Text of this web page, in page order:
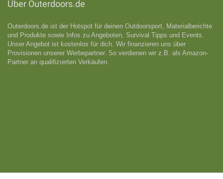
Über Outerdoors.de
Outerdoors.de ist der Hotspot für deinen Outdoorsport, Materialberichte
und Produkte sowie Infos zu Angeboten, Survival Tipps und Events.
Unser Angebot ist kostenlos für dich. Wir finanzieren uns über
Provisionen unserer Werbepartner. So verdienen wir z.B. als Amazon-
Partner an qualifizıerten Verkäufen.